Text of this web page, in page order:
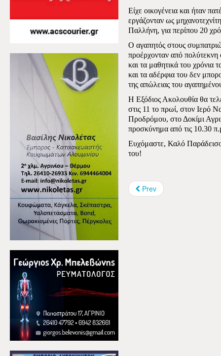
Είχε οικογένεια και ήταν
εργάζονταν ως
Παλλήνη, για περίπου 20
Ο αγαπητός στους
προέρχονταν από πολύτεκνη
και τα μαθητικά του χρόνια
και τα αδέρφια του δεν
της απώλειας του
Η Εξόδιος Ακολουθία θα
στις 11 το πρωί, στον Ιερό
Προδρόμου, στο Δοκίμι
προσκύνημα από τις 10.30
Ευχόμαστε, Καλό Παράδεισο
του!
Prev